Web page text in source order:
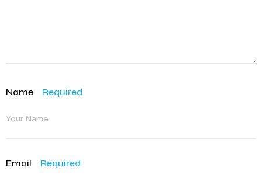
Name Required
Email Required